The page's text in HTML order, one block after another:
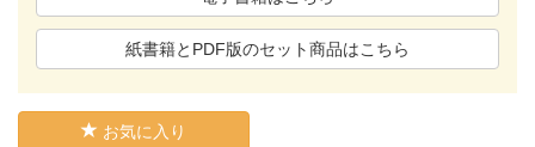
紙書籍とPDF版のセット商品はこちら
お気に入り